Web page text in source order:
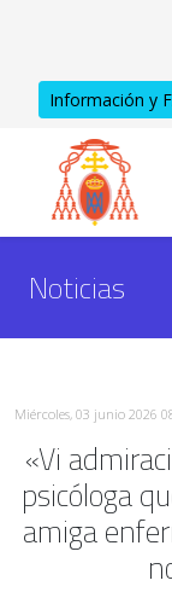
Información y
Noticias
Miércoles, 03 junio 2026
«Vi
psicóloga
amiga